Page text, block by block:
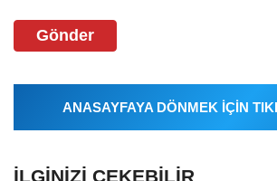
Gönder
ANASAYFAYA DÖNMEK İÇİN
İLGINIZI ÇEKEBILIR